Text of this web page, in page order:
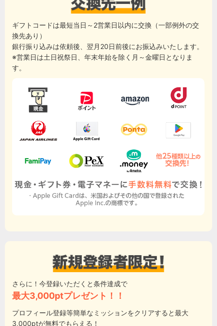
ギフトコードは最短当日～2営業日以内に交換（一部例外の交
換先あり）
銀行振り込みは依頼後、翌月20日前後にお振込みいたします。
※営業日は土日祝祭日、年末年始を除く月～金曜日となりま
す。
さらに！今登録いただくと条件達成で
最大3,000ptプレゼント！！
プロフィール登録等簡単なミッションをクリアすると最大
3,000ptが無料でもらえる！